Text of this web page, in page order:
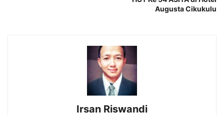
Augusta Cikukulu
Irsan Riswandi